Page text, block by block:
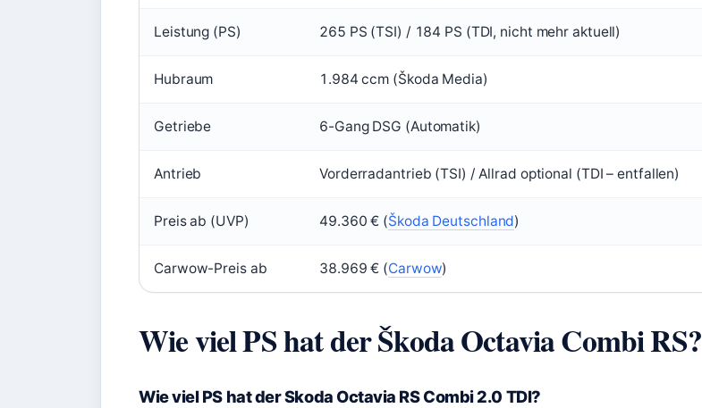
Leistung (PS) 265 PS (TSI) / 184 PS (TDI, nicht mehr aktuell)
Hubraum 1.984 ccm (Škoda Media)
Getriebe 6-Gang DSG (Automatik)
Antrieb Vorderradantrieb (TSI) / Allrad optional (TDI – entfallen)
Preis ab (UVP) 49.360 € (Škoda Deutschland)
Carwow-Preis ab 38.969 € (Carwow)
Wie viel PS hat der Škoda Octavia Combi RS?
Wie viel PS hat der Skoda Octavia RS Combi 2.0 TDI?